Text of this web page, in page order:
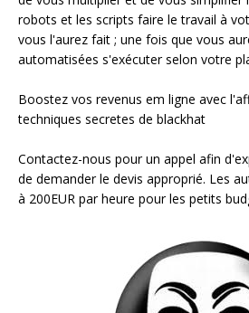
robots et les scripts faire le travail à
vous l'aurez fait ; une fois que vous
automatisées s'exécuter selon votre
Boostez vos revenus em ligne avec
techniques secretes de blackhat
Contactez-nous pour un appel afin
de demander le devis approprié. Les
à 200EUR par heure pour les petits